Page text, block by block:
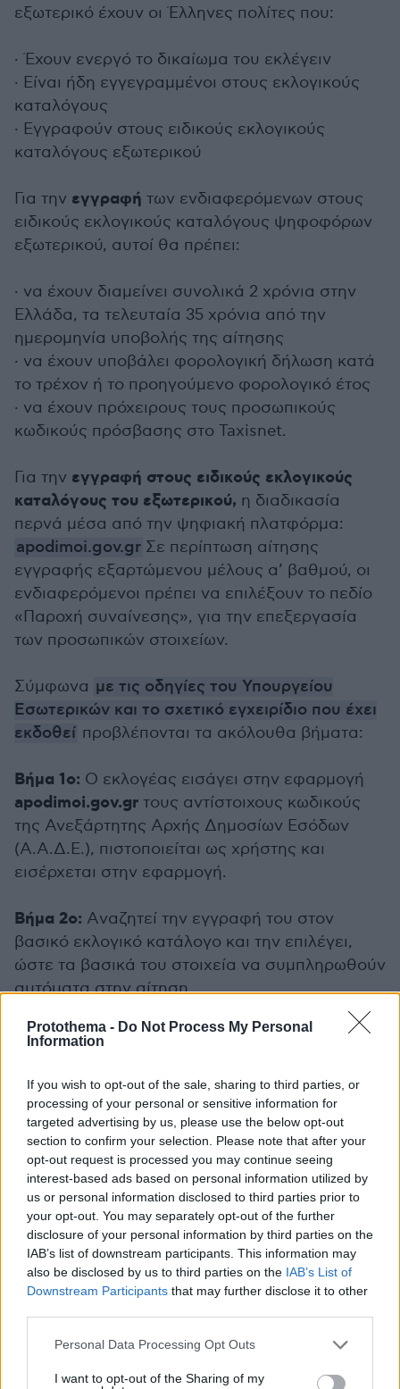
Protothema - Do Not Process My Personal
Information
If you wish to opt-out of the sale, sharing to third parties, or
processing of your personal or sensitive information for
targeted advertising by us, please use the below opt-out
section to confirm your selection. Please note that after your
opt-out request is processed you may continue seeing
interest-based ads based on personal information utilized by
us or personal information disclosed to third parties prior to
your opt-out. You may separately opt-out of the further
disclosure of your personal information by third parties on the
IAB’s list of downstream participants. This information may
also be disclosed by us to third parties on the IAB’s List of
Downstream Participants that may further disclose it to other
Please note that this website/app uses one or more Google
not limited to your visit or usage behaviour. You may click to
Personal Data Processing Opt Outs
I want to opt-out of the Sharing of my
εξωτερικό έχουν οι Έλληνες πολίτες που:
· Έχουν ενεργό το δικαίωμα του εκλέγειν
· Είναι ήδη εγγεγραμμένοι στους εκλογικούς
καταλόγους
· Εγγραφούν στους ειδικούς εκλογικούς
καταλόγους εξωτερικού
Για την εγγραφή των ενδιαφερόμενων στους
ειδικούς εκλογικούς καταλόγους ψηφοφόρων
εξωτερικού, αυτοί θα πρέπει:
· να έχουν διαμείνει συνολικά 2 χρόνια στην
Ελλάδα, τα τελευταία 35 χρόνια από την
ημερομηνία υποβολής της αίτησης
· να έχουν υποβάλει φορολογική δήλωση κατά
το τρέχον ή το προηγούμενο φορολογικό έτος
· να έχουν πρόχειρους τους προσωπικούς
κωδικούς πρόσβασης στο Taxisnet.
Για την εγγραφή στους ειδικούς εκλογικούς
καταλόγους του εξωτερικού, η διαδικασία
περνά μέσα από την ψηφιακή πλατφόρμα:
apodimoi.gov.gr Σε περίπτωση αίτησης
εγγραφής εξαρτώμενου μέλους α’ βαθμού, οι
ενδιαφερόμενοι πρέπει να επιλέξουν το πεδίο
«Παροχή συναίνεσης», για την επεξεργασία
των προσωπικών στοιχείων.
Σύμφωνα με τις οδηγίες του Υπουργείου
Εσωτερικών και το σχετικό εγχειρίδιο που έχει
εκδοθεί προβλέπονται τα ακόλουθα βήματα:
Βήμα 1ο: Ο εκλογέας εισάγει στην εφαρμογή
apodimoi.gov.gr τους αντίστοιχους κωδικούς
της Ανεξάρτητης Αρχής Δημοσίων Εσόδων
(Α.Α.Δ.Ε.), πιστοποιείται ως χρήστης και
εισέρχεται στην εφαρμογή.
Βήμα 2ο: Aναζητεί την εγγραφή του στον
βασικό εκλογικό κατάλογο και την επιλέγει,
ώστε τα βασικά του στοιχεία να συμπληρωθούν
αυτόματα στην αίτηση.
Βήμα 3ο:Kαταχωρίζει τη διεύθυνση μόνιμης
επικοινωνίας και διεύθυνση ηλεκτρονικού
ταχυδρομείου (e-mail). Επιλέγει χώρα και πόλη
που επιθυμεί να ασκήσει το εκλογικό του
δικαίωμα, από τις αντίστοιχες λίστες των
συγκεκριμένων πεδίων.
Βήμα 4ο:Ο εκλογέας αναρτά ηλεκτρονικά
αντίγραφα των δικαιολογητικών των
προϋποθέσεων της παραγράφου 4 του άρθρου
4 του ν. 4648/2019, δηλαδή δημόσια έγγραφα
διαμονής δύο (2) ετών στην Ελληνική
Επικράτεια επιλέγοντας το δημόσιο φορέα